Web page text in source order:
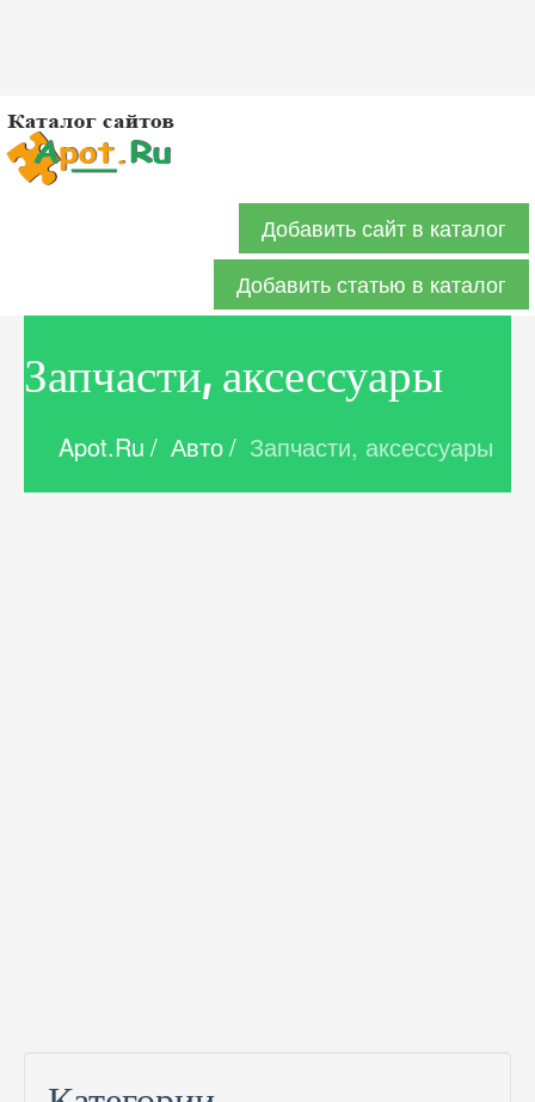
Добавить сайт в каталог
Добавить статью в каталог
Запчасти, аксессуары
Apot.Ru / Авто/ Запчасти, аксессуары